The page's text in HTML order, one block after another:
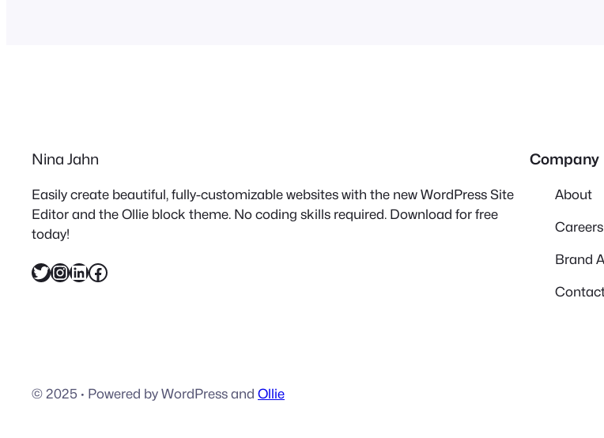
Nina Jahn
Easily create beautiful, fully-customizable websites with the new WordPress Site
Editor and the Ollie block theme. No coding skills required. Download for free
today!
Twitter InstagramLinkedIn Facebook
Company
About
Careers
Brand
© 2025 · Powered by WordPress and Ollie